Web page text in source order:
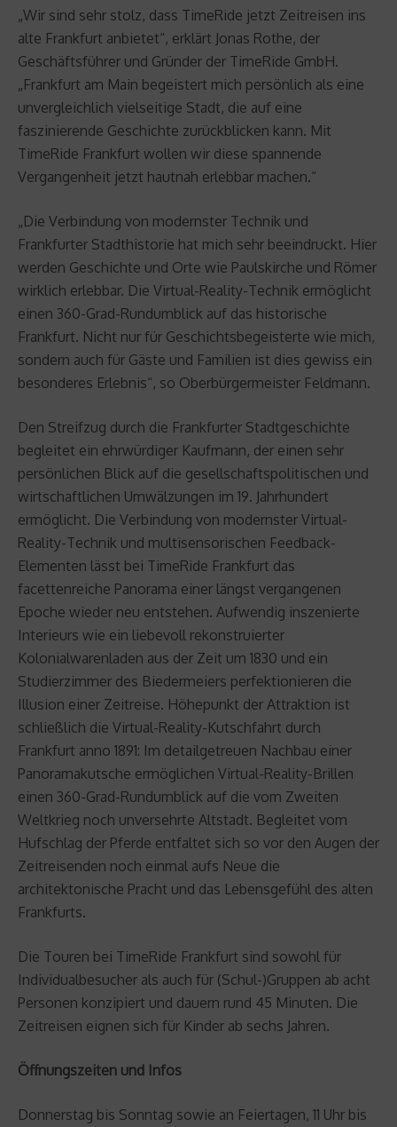
„Wir sind sehr stolz, dass TimeRide jetzt Zeitreisen ins
alte Frankfurt anbietet“, erklärt Jonas Rothe, der
Geschäftsführer und Gründer der TimeRide GmbH.
„Frankfurt am Main begeistert mich persönlich als eine
unvergleichlich vielseitige Stadt, die auf eine
faszinierende Geschichte zurückblicken kann. Mit
TimeRide Frankfurt wollen wir diese spannende
Vergangenheit jetzt hautnah erlebbar machen.“
„Die Verbindung von modernster Technik und
Frankfurter Stadthistorie hat mich sehr beeindruckt. Hier
werden Geschichte und Orte wie Paulskirche und Römer
wirklich erlebbar. Die Virtual-Reality-Technik ermöglicht
einen 360-Grad-Rundumblick auf das historische
Frankfurt. Nicht nur für Geschichtsbegeisterte wie mich,
sondern auch für Gäste und Familien ist dies gewiss ein
besonderes Erlebnis“, so Oberbürgermeister Feldmann.
Den Streifzug durch die Frankfurter Stadtgeschichte
begleitet ein ehrwürdiger Kaufmann, der einen sehr
persönlichen Blick auf die gesellschaftspolitischen und
wirtschaftlichen Umwälzungen im 19. Jahrhundert
ermöglicht. Die Verbindung von modernster Virtual-
Reality-Technik und multisensorischen Feedback-
Elementen lässt bei TimeRide Frankfurt das
facettenreiche Panorama einer längst vergangenen
Epoche wieder neu entstehen. Aufwendig inszenierte
Interieurs wie ein liebevoll rekonstruierter
Kolonialwarenladen aus der Zeit um 1830 und ein
Studierzimmer des Biedermeiers perfektionieren die
Illusion einer Zeitreise. Höhepunkt der Attraktion ist
schließlich die Virtual-Reality-Kutschfahrt durch
Frankfurt anno 1891: Im detailgetreuen Nachbau einer
Panoramakutsche ermöglichen Virtual-Reality-Brillen
einen 360-Grad-Rundumblick auf die vom Zweiten
Weltkrieg noch unversehrte Altstadt. Begleitet vom
Hufschlag der Pferde entfaltet sich so vor den Augen der
Zeitreisenden noch einmal aufs Neue die
architektonische Pracht und das Lebensgefühl des alten
Frankfurts.
Die Touren bei TimeRide Frankfurt sind sowohl für
Individualbesucher als auch für (Schul-)Gruppen ab acht
Personen konzipiert und dauern rund 45 Minuten. Die
Zeitreisen eignen sich für Kinder ab sechs Jahren.
Öffnungszeiten und Infos
Donnerstag bis Sonntag sowie an Feiertagen, 11 Uhr bis